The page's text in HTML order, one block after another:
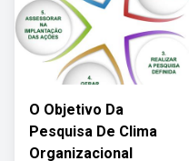
O Objetivo Da
Pesquisa De Clima
Organizacional